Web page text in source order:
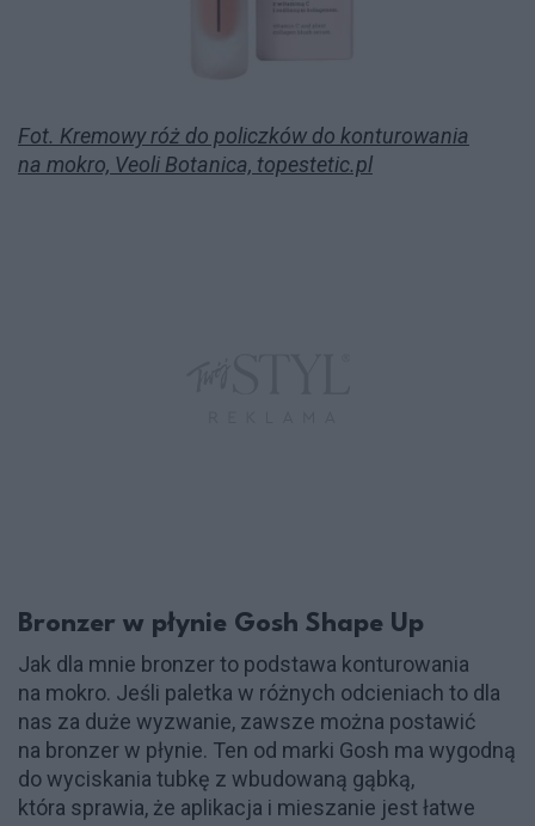
Fot. Kremowy róż do policzków do konturowania
na mokro, Veoli Botanica, topestetic.pl
Bronzer w płynie Gosh Shape Up
Jak dla mnie bronzer to podstawa konturowania
na mokro. Jeśli paletka w różnych odcieniach to dla
nas za duże wyzwanie, zawsze można postawić
na bronzer w płynie. Ten od marki Gosh ma wygodną
do wyciskania tubkę z wbudowaną gąbką,
która sprawia, że ​​aplikacja i mieszanie jest łatwe